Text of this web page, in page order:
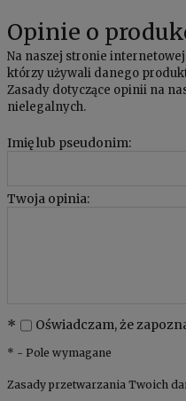
Opinie o
Na naszej stronie
którzy używali danego
Zasady dotyczące opinii na
nielegalnych.
Imię lub pseudonim:
Twoja opinia:
* Oświadczam, że
* - Pole wymagane
Zasady przetwarzania Twoich